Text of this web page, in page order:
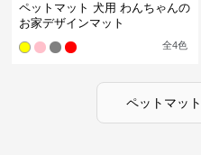
ペットマット 犬用 わんちゃんの
お家デザインマット
全4色
ペットマット